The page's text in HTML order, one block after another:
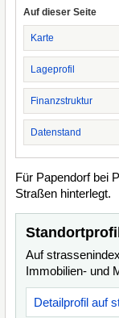
Auf dieser Seite
Karte
Lageprofil
Finanzstruktur
Datenstand
Für Papendorf bei
Straßen hinterlegt.
Auf
Immobilien- und
Detailprofil auf